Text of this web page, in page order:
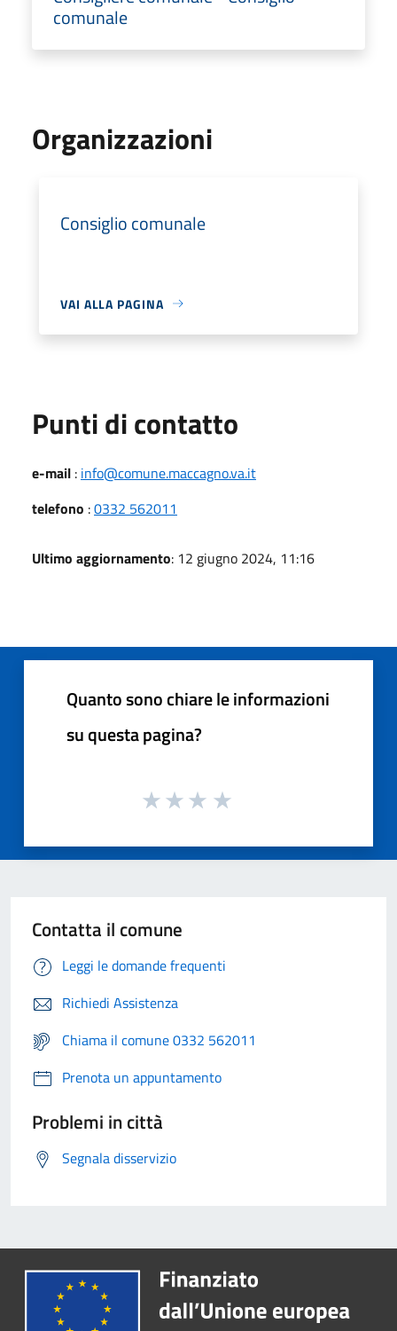
comunale
Organizzazioni
Consiglio comunale
VAI ALLA PAGINA
Punti di contatto
e-mail : info@comune.maccagno.va.it
telefono :0332 562011
Ultimo aggiornamento: 12 giugno 2024, 11:16
Quanto sono chiare le informazioni
su questa pagina?
Contatta il comune
Leggi le domande frequenti
Richiedi Assistenza
Chiama il comune 0332 562011
Prenota un appuntamento
Problemi in città
Segnala disservizio